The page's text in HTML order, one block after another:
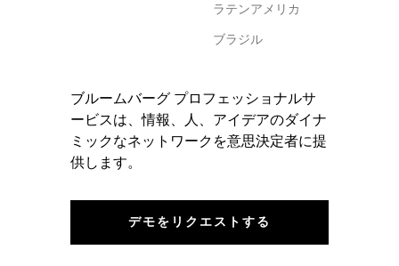
ラテンアメリカ
ブラジル
ブルームバーグ プロフェッショナルサ
ービスは、情報、人、アイデアのダイナ
ミックなネットワークを意思決定者に提
供します。
デモをリクエストする